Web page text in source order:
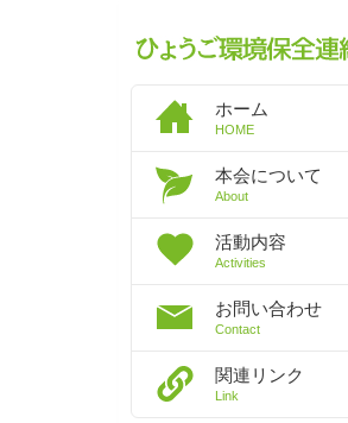
ホーム
HOME
本会について
About
活動内容
Activities
お問い合わせ
Contact
関連リンク
Link